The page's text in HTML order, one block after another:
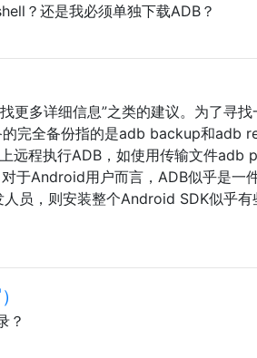
？还是我必须单独下载ADB？
更多详细信息”之类的建议。为了寻
完全备份指的是adb backup和adb
远程执行ADB，如使用传输文件adb
于Android用户而言，ADB似乎是一
员，则安装整个Android SDK似乎
？